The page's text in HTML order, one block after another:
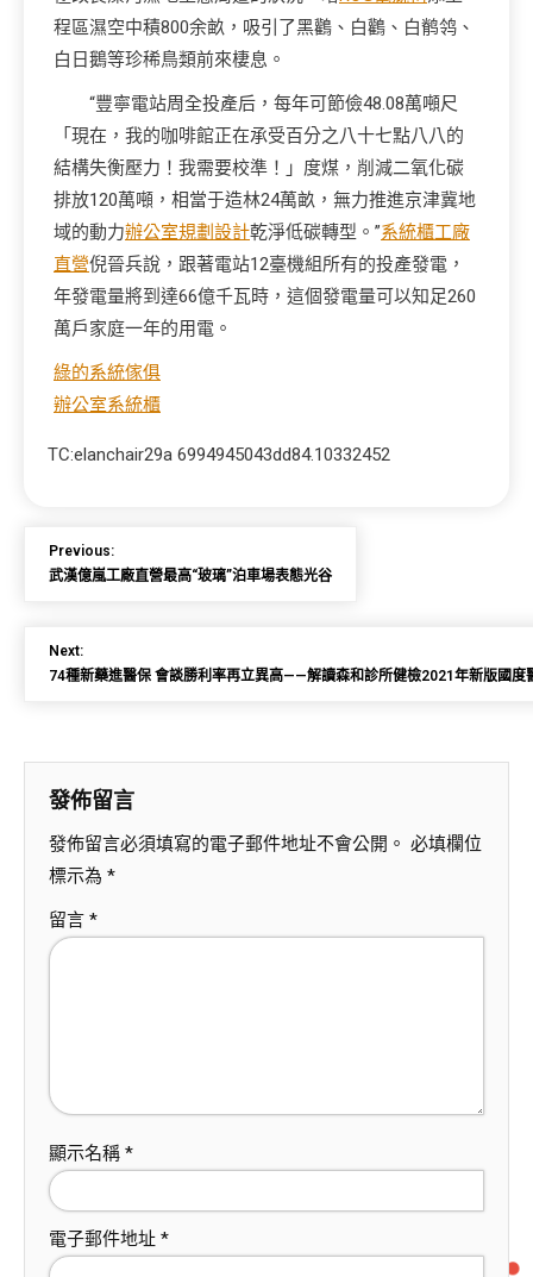
程區濕空中積800余畝，吸引了黑鸛、白鸛、白鹡鸰、
白日鵝等珍稀鳥類前來棲息。
“豐寧電站周全投產后，每年可節儉48.08萬噸尺
「現在，我的咖啡館正在承受百分之八十七點八八的
結構失衡壓力！我需要校準！」度煤，削減二氧化碳
排放120萬噸，相當于造林24萬畝，無力推進京津冀地
域的動力辦公室規劃設計乾淨低碳轉型。”系統櫃工廠
直營倪晉兵說，跟著電站12臺機組所有的投產發電，
年發電量將到達66億千瓦時，這個發電量可以知足260
萬戶家庭一年的用電。
綠的系統傢俱
辦公室系統櫃
TC:elanchair29a 6994945043dd84.10332452
Previous:
武漢億嵐工廠直營最高“玻璃”泊車場表態光谷
Next:
74種新藥進醫保 會談勝利率再立異高——解讀森和診所健檢2021年新版國度
發佈留言
發佈留言必須填寫的電子郵件地址不會公開。 必填欄位
標示為 *
留言 *
顯示名稱 *
電子郵件地址 *